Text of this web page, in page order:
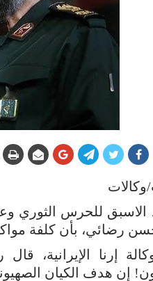
وكالات
الاسبق للحرس الثوري
رضائي، بأن كلفة
إرنا الإيرانية،
إن هدف الكيان